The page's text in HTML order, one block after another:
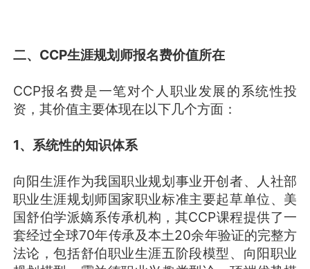
二、CCP生涯规划师报名费价值所在
CCP报名费是一笔对个人职业发展的系统性投
资，其价值主要体现在以下几个方面：
1、系统性的知识体系
向阳生涯作为我国职业规划事业开创者、人社部
职业生涯规划师国家职业标准主要起草单位、美
国舒伯学派嫡系传承机构，其CCP课程提供了一
套经过全球70年传承及本土20余年验证的完整方
法论，包括舒伯职业生涯五阶段模型、向阳职业